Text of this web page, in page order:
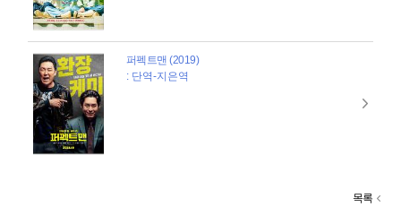
퍼펙트맨 (2019)
: 단역-지은역
목록